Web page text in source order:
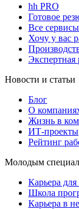
hh PRO
Готовое
Все сервисы
Хочу у вас
Экспертная
Новости и статьи
Блог
О
Жизнь в
ИТ-проекты
Рейтинг
Молодым
Карьера
Школа
Карьера в